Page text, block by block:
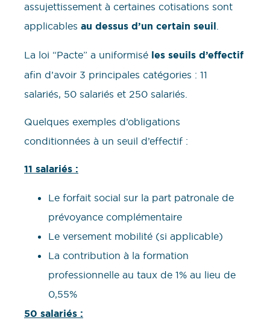
assujettissement à certaines cotisations sont
applicables au dessus d’un certain seuil.
La loi “Pacte” a uniformisé les seuils d’effectif
afin d’avoir 3 principales catégories : 11
salariés, 50 salariés et 250 salariés.
Quelques exemples d’obligations
conditionnées à un seuil d’effectif :
11 salariés :
Le forfait social sur la part patronale de
prévoyance complémentaire
Le versement mobilité (si applicable)
La contribution à la formation
professionnelle au taux de 1% au lieu de
0,55%
50 salariés :